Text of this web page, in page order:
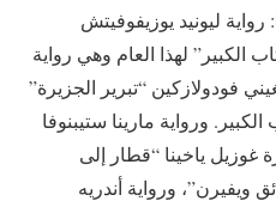
في روسيا: رواية ليونيد يوزيفوفيتش
الكبير” لهذا العام وهي رواية
فودولازكين “تبرير الجزيرة”
ورواية مارينا ستيبنوفا
غوزيل ياخينا “قطار إلى
ويفيرن”، ورواية أندريه